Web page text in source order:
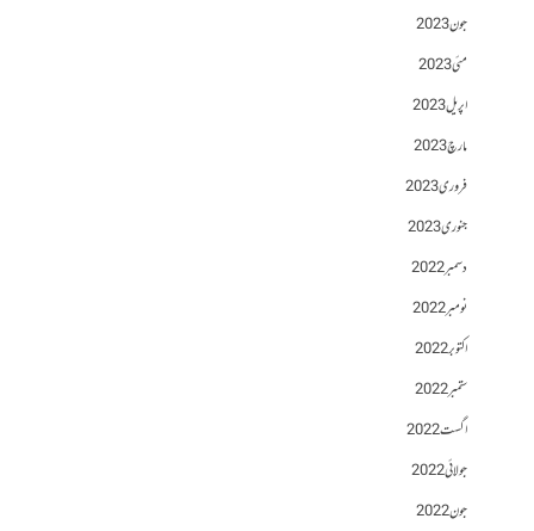
جون 2023
مئی 2023
اپریل 2023
مارچ 2023
فروری 2023
جنوری 2023
دسمبر 2022
نومبر 2022
اکتوبر 2022
ستمبر 2022
اگست 2022
جولائی 2022
جون 2022